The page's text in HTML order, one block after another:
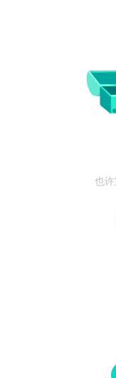
也